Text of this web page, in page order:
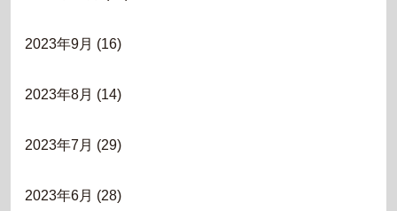
2023年9月 (16)
2023年8月 (14)
2023年7月 (29)
2023年6月 (28)